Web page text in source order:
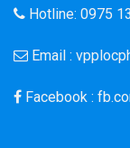
Hotline: 0975
Email :
Facebook :